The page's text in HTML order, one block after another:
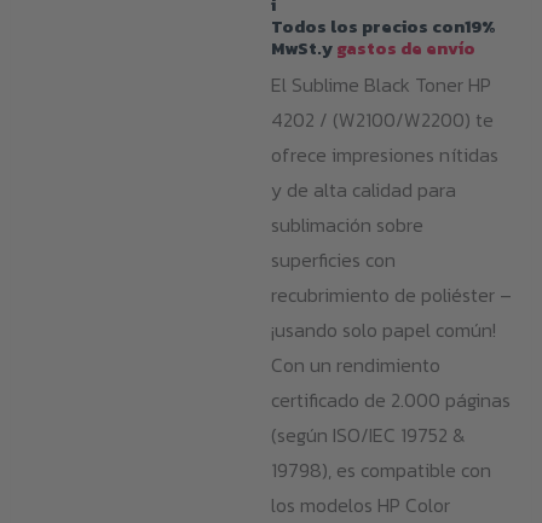
Todos los precios con19%
MwSt.ygastos de envío
El Sublime Black Toner HP
4202 / (W2100/W2200) te
ofrece impresiones nítidas
y de alta calidad para
sublimación sobre
superficies con
recubrimiento de poliéster –
¡usando solo papel común!
Con un rendimiento
certificado de 2.000 páginas
(según ISO/IEC 19752 &
19798), es compatible con
los modelos HP Color